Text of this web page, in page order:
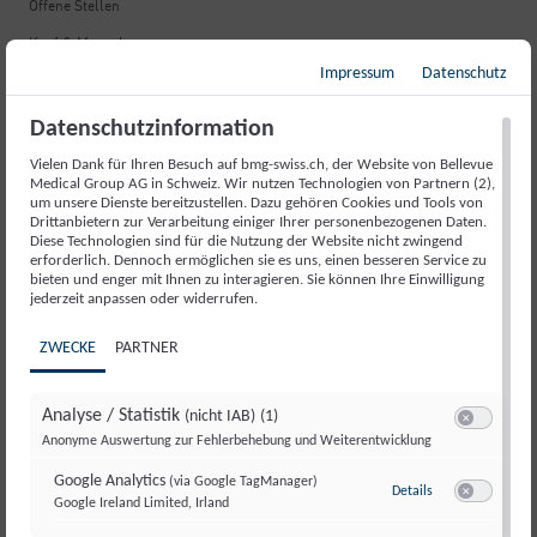
Offene Stellen
Kopf & Mensch
Nützliche Informationen
Informationsbroschüren
Kontakte & Adressen
Fragen & Antworten
Versicherungen & Kosten
Neurologischer Notfall
Schlaganfall
Impressum Datenschutz
Datenschutzinformation
Vielen Dank für Ihren Besuch auf bmg-swiss.ch, der Website von Bellevue
Medical Group AG in Schweiz. Wir nutzen Technologien von Partnern (2),
um unsere Dienste bereitzustellen. Dazu gehören Cookies und Tools von
Drittanbietern zur Verarbeitung einiger Ihrer personenbezogenen Daten.
Diese Technologien sind für die Nutzung der Website nicht zwingend
erforderlich. Dennoch ermöglichen sie es uns, einen besseren Service zu
bieten und enger mit Ihnen zu interagieren. Sie können Ihre Einwilligung
jederzeit anpassen oder widerrufen.
ZWECKE PARTNER
Analyse / Statistik (nicht IAB) (1)
Anonyme Auswertung zur Fehlerbehebung und Weiterentwicklung
Google Analytics (via Google TagManager)
Google Ireland Limited, Irland
Detailszu Google